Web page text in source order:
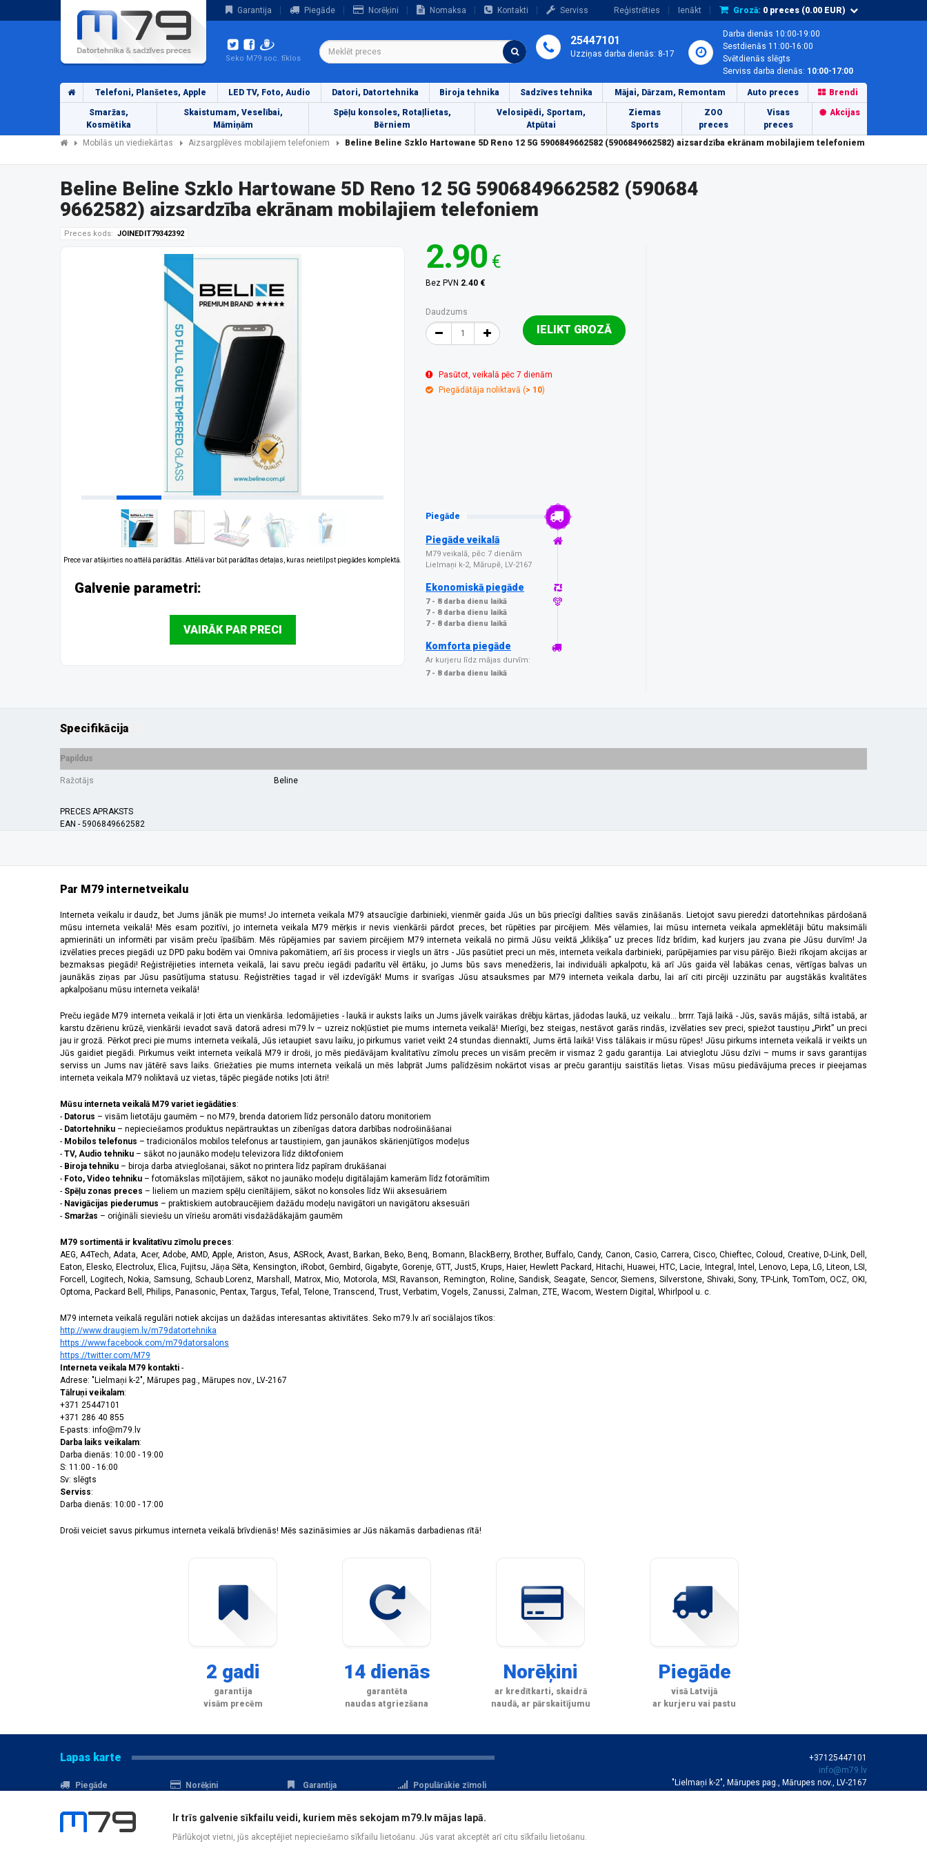
Garantija Piegāde Norēķini Nomaksa Kontakti Serviss Reģistrēties Ienākt Grozā: 0 preces (0.00 EUR)
Seko M79 soc. tīklos
25447101
Uzziņas darba dienās: 8-17
Darba dienās 10:00-19:00
Sestdienās 11:00-16:00
Svētdienās slēgts
Serviss darba dienās: 10:00-17:00
Telefoni, Planšetes, Apple LED TV, Foto, Audio Datori, Datortehnika Biroja tehnika Sadzīves tehnika Mājai, Dārzam, Remontam Auto preces Brendi
Smaržas,
Kosmētika
Skaistumam, Veselībai,
Māmiņām
Spēļu konsoles, Rotaļlietas,
Bērniem
Velosipēdi, Sportam,
Atpūtai
Ziemas
Sports
ZOO
preces
Visas
preces
Akcijas
Mobilās un viediekārtas Aizsargplēves mobilajiem telefoniem Beline Beline Szklo Hartowane 5D Reno 12 5G 5906849662582 (5906849662582) aizsardzība ekrānam mobilajiem telefoniem
Beline Beline Szklo Hartowane 5D Reno 12 5G 5906849662582 (590684
9662582) aizsardzība ekrānam mobilajiem telefoniem
Preces kods: JOINEDIT79342392
Prece var atšķirties no attēlā parādītās. Attēlā var būt parādītas detaļas, kuras neietilpst piegādes komplektā.
Galvenie parametri:
VAIRĀK PAR PRECI
2.90 €
Bez PVN 2.40 €
Daudzums
IELIKT GROZĀ
Pasūtot, veikalā pēc 7 dienām
Piegādātāja noliktavā (> 10)
Piegāde
Piegāde veikalā
M79 veikalā, pēc 7 dienām
Lielmaņi k-2, Mārupē, LV-2167
Ekonomiskā piegāde
7 - 8 darba dienu laikā
7 - 8 darba dienu laikā
7 - 8 darba dienu laikā
Komforta piegāde
Ar kurjeru līdz mājas durvīm:
7 - 8 darba dienu laikā
Specifikācija
Papildus
Ražotājs Beline
PRECES APRAKSTS
EAN - 5906849662582
Par M79 internetveikalu
Interneta veikalu ir daudz, bet Jums jānāk pie mums! Jo interneta veikala M79 atsaucīgie darbinieki, vienmēr gaida Jūs un būs priecīgi dalīties savās zināšanās. Lietojot savu pieredzi datortehnikas pārdošanā
mūsu interneta veikalā! Mēs esam pozitīvi, jo interneta veikala M79 mērķis ir nevis vienkārši pārdot preces, bet rūpēties par pircējiem. Mēs vēlamies, lai mūsu interneta veikala apmeklētāji būtu maksimāli
apmierināti un informēti par visām preču īpašībām. Mēs rūpējamies par saviem pircējiem M79 interneta veikalā no pirmā Jūsu veiktā „klikšķa” uz preces līdz brīdim, kad kurjers jau zvana pie Jūsu durvīm! Ja
izvēlaties preces piegādi uz DPD paku bodēm vai Omniva pakomātiem, arī šis process ir viegls un ātrs - Jūs pasūtiet preci un mēs, interneta veikala darbinieki, parūpējamies par visu pārējo. Bieži rīkojam akcijas ar
bezmaksas piegādi! Reģistrējieties interneta veikalā, lai savu preču iegādi padarītu vēl ērtāku, jo Jums būs savs menedžeris, lai individuāli apkalpotu, kā arī Jūs gaida vēl labākas cenas, vērtīgas balvas un
jaunākās ziņas par Jūsu pasūtījuma statusu. Reģistrēties tagad ir vēl izdevīgāk! Mums ir svarīgas Jūsu atsauksmes par M79 interneta veikala darbu, lai arī citi pircēji uzzinātu par augstākās kvalitātes
apkalpošanu mūsu interneta veikalā!
Preču iegāde M79 interneta veikalā ir ļoti ērta un vienkārša. Iedomājieties - laukā ir auksts laiks un Jums jāvelk vairākas drēbju kārtas, jādodas laukā, uz veikalu... brrrr. Tajā laikā - Jūs, savās mājās, siltā istabā, ar
karstu dzērienu krūzē, vienkārši ievadot savā datorā adresi m79.lv – uzreiz nokļūstiet pie mums interneta veikalā! Mierīgi, bez steigas, nestāvot garās rindās, izvēlaties sev preci, spiežot taustiņu „Pirkt” un preci
jau ir grozā. Pērkot preci pie mums interneta veikalā, Jūs ietaupiet savu laiku, jo pirkumus variet veikt 24 stundas diennaktī, Jums ērtā laikā! Viss tālākais ir mūsu rūpes! Jūsu pirkums interneta veikalā ir veikts un
Jūs gaidiet piegādi. Pirkumus veikt interneta veikalā M79 ir droši, jo mēs piedāvājam kvalitatīvu zīmolu preces un visām precēm ir vismaz 2 gadu garantija. Lai atvieglotu Jūsu dzīvi – mums ir savs garantijas
serviss un Jums nav jātērē savs laiks. Griežaties pie mums interneta veikalā un mēs labprāt Jums palīdzēsim nokārtot visas ar preču garantiju saistītās lietas. Visas mūsu piedāvājuma preces ir pieejamas
interneta veikala M79 noliktavā uz vietas, tāpēc piegāde notiks ļoti ātri!
Mūsu interneta veikalā M79 variet iegādāties:
- Datorus – visām lietotāju gaumēm – no M79, brenda datoriem līdz personālo datoru monitoriem
- Datortehniku – nepieciešamos produktus nepārtrauktas un zibenīgas datora darbības nodrošināšanai
- Mobilos telefonus – tradicionālos mobilos telefonus ar taustiņiem, gan jaunākos skārienjūtīgos modeļus
- TV, Audio tehniku – sākot no jaunāko modeļu televizora līdz diktofoniem
- Biroja tehniku – biroja darba atvieglošanai, sākot no printera līdz papīram drukāšanai
- Foto, Video tehniku – fotomākslas mīļotājiem, sākot no jaunāko modeļu digitālajām kamerām līdz fotorāmītim
- Spēļu zonas preces – lieliem un maziem spēļu cienītājiem, sākot no konsoles līdz Wii aksesuāriem
- Navigācijas piederumus – praktiskiem autobraucējiem dažādu modeļu navigātori un navigātoru aksesuāri
- Smaržas – oriģināli sieviešu un vīriešu aromāti visdažādākajām gaumēm
M79 sortimentā ir kvalitatīvu zīmolu preces:
AEG, A4Tech, Adata, Acer, Adobe, AMD, Apple, Ariston, Asus, ASRock, Avast, Barkan, Beko, Benq, Bomann, BlackBerry, Brother, Buffalo, Candy, Canon, Casio, Carrera, Cisco, Chieftec, Coloud, Creative, D-Link, Dell,
Eaton, Elesko, Electrolux, Elica, Fujitsu, Jāņa Sēta, Kensington, iRobot, Gembird, Gigabyte, Gorenje, GTT, Just5, Krups, Haier, Hewlett Packard, Hitachi, Huawei, HTC, Lacie, Integral, Intel, Lenovo, Lepa, LG, Liteon, LSI,
Forcell, Logitech, Nokia, Samsung, Schaub Lorenz, Marshall, Matrox, Mio, Motorola, MSI, Ravanson, Remington, Roline, Sandisk, Seagate, Sencor, Siemens, Silverstone, Shivaki, Sony, TP-Link, TomTom, OCZ, OKI,
Optoma, Packard Bell, Philips, Panasonic, Pentax, Targus, Tefal, Telone, Transcend, Trust, Verbatim, Vogels, Zanussi, Zalman, ZTE, Wacom, Western Digital, Whirlpool u. c.
M79 interneta veikalā regulāri notiek akcijas un dažādas interesantas aktivitātes. Seko m79.lv arī sociālajos tīkos:
http://www.draugiem.lv/m79datortehnika
https://www.facebook.com/m79datorsalons
https://twitter.com/M79
Interneta veikala M79 kontakti -
Adrese: "Lielmaņi k-2", Mārupes pag., Mārupes nov., LV-2167
Tālruņi veikalam:
+371 25447101
+371 286 40 855
E-pasts: info@m79.lv
Darba laiks veikalam:
Darba dienās: 10:00 - 19:00
S: 11:00 - 16:00
Sv: slēgts
Serviss:
Darba dienās: 10:00 - 17:00
Droši veiciet savus pirkumus interneta veikalā brīvdienās! Mēs sazināsimies ar Jūs nākamās darbadienas rītā!
2 gadi
garantija
visām precēm
14 dienās
garantēta
naudas atgriezšana
Norēķini
ar kredītkarti, skaidrā
naudā, ar pārskaitījumu
Piegāde
visā Latvijā
ar kurjeru vai pastu
Lapas karte
Piegāde
Norēķini
Akcijas
Serviss
Garantija
Populārākie zīmoli
Datu aizsardzība
Reģistrācija
+37125447101
info@m79.lv
"Lielmaņi k-2", Mārupes pag., Mārupes nov., LV-2167
Ir trīs galvenie sīkfailu veidi, kuriem mēs sekojam m79.lv mājas lapā.
Pārlūkojot vietni, jūs akceptējiet nepieciešamo sīkfailu lietošanu. Jūs varat akceptēt arī citu sīkfailu lietošanu.